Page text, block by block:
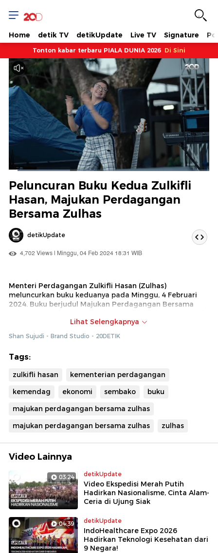
Home detik TV detikUpdate Live TV Signature
Tonton kabar terbaru PIALA DUNIA 2026 Di Sini
Berhenti
Hidup
Saat
ini
Dimuat:
Peluncuran Buku Kedua Zulkifli
Hasan, Majukan Perdagangan
Bersama Zulhas
detikUpdate
4,702 Views | Minggu, 04 Feb 2024 18:31 WIB
Menteri Perdagangan Zulkifli Hasan (Zulhas)
meluncurkan buku keduanya pada Minggu, 4 Februari
2024. Buku berjudul Majukan Perdagangan Bersama
Kementerian Perdagangan Republik Indonesia, berbagai
persoalan yang dihadapi dan pencapaian yang telah
diraih. Zulhas menyebutkan, kunci keberhasilan dalam
kolaborasi. Selain acara peluncuran buku, terdapat
Kemendagdan pembagian door prize menarik.
Lihat Selengkapnya
Shan Sujudi - Brand Studio - 20DETIK
Tags:
zulkifli hasan
kementerian perdagangan
kemendag
ekonomi sembako
buku
majukan perdagangan bersama zulhas
majukan perdagangan bersama zulhas
zulhas
Video Lainnya
03:24 detikUpdate
Video Ekspedisi Merah Putih
Hadirkan Nasionalisme, Cinta Alam-
Ceria di Ujung Siak
04:39 detikUpdate
IndoHealthcare Expo 2026
Hadirkan Teknologi Kesehatan dari
9 Negara!